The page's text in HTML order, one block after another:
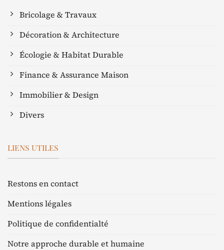
Bricolage & Travaux
Décoration & Architecture
Écologie & Habitat Durable
Finance & Assurance Maison
Immobilier & Design
Divers
LIENS UTILES
Restons en contact
Mentions légales
Politique de confidentialté
Notre approche durable et humaine